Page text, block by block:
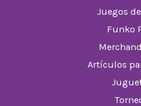
Juegos
Funko
Artículos